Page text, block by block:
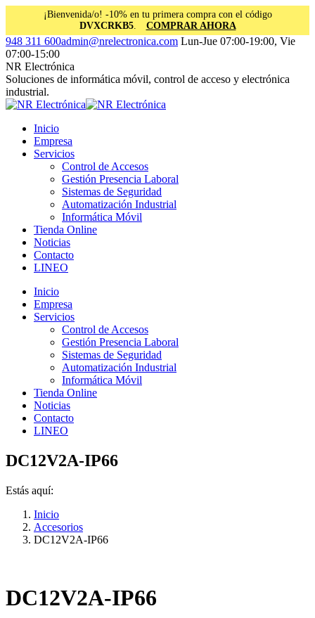
¡Bienvenida/o! -10% en tu primera compra con el código
DVXCRKB5. COMPRAR AHORA
Saltar
al
contenido
Facebook
page
opens
in
new
window
Instagram
page
opens
in
new
window
Linkedin
page
opens
in
new
window
948 311 600admin@nrelectronica.com Lun-Jue 07:00-19:00, Vie
07:00-15:00
NR Electrónica
Soluciones de informática móvil, control de acceso y electrónica
industrial.
Inicio
Empresa
Servicios
Control de Accesos
Gestión Presencia Laboral
Sistemas de Seguridad
Automatización Industrial
Informática Móvil
Tienda Online
Noticias
Contacto
LINEO
Inicio
Empresa
Servicios
Control de Accesos
Gestión Presencia Laboral
Sistemas de Seguridad
Automatización Industrial
Informática Móvil
Tienda Online
Noticias
Contacto
LINEO
DC12V2A-IP66
Estás aquí:
Inicio
Accesorios
DC12V2A-IP66
DC12V2A-IP66